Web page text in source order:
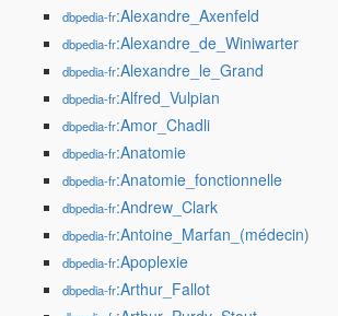
dbpedia-fr:Alexandre_Axenfeld
dbpedia-fr:Alexandre_de_Winiwarter
dbpedia-fr:Alexandre_le_Grand
dbpedia-fr:Alfred_Vulpian
dbpedia-fr:Amor_Chadli
dbpedia-fr:Anatomie
dbpedia-fr:Anatomie_fonctionnelle
dbpedia-fr:Andrew_Clark
dbpedia-fr:Antoine_Marfan_(médecin)
dbpedia-fr:Apoplexie
dbpedia-fr:Arthur_Fallot